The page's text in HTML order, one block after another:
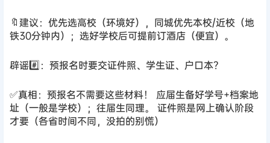
🔖建议：优先选高校（环境好），同城优先本校/近校（地
铁30分钟内）；选好学校后可提前订酒店（便宜）。
辟谣#️⃣：预报名时要交证件照、学生证、户口本？
✅真相：预报名不需要这些材料！ 应届生备好学号+档案地
址（一般是学校）；往届生同理。 证件照是网上确认阶段
才要（各省时间不同，没拍的别慌）